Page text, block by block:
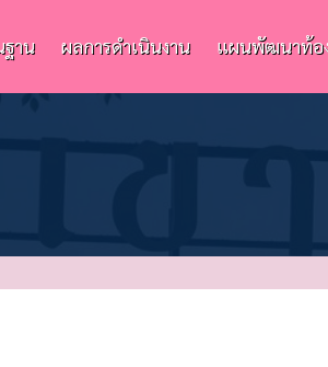
าน ผลการดำเนินงาน แผนพัฒนาท้อ